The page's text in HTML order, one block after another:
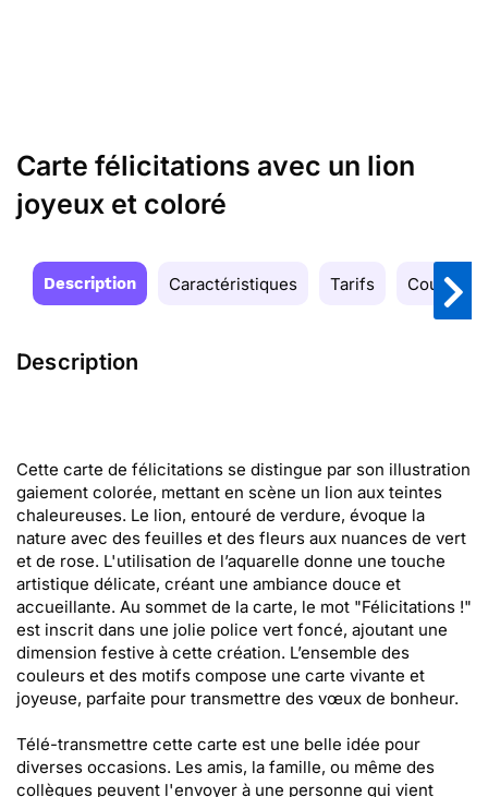
Carte félicitations avec un lion
joyeux et coloré
Description Caractéristiques Tarifs Couleurs
Description
Cette carte de félicitations se distingue par son illustration
gaiement colorée, mettant en scène un lion aux teintes
chaleureuses. Le lion, entouré de verdure, évoque la
nature avec des feuilles et des fleurs aux nuances de vert
et de rose. L'utilisation de l’aquarelle donne une touche
artistique délicate, créant une ambiance douce et
accueillante. Au sommet de la carte, le mot "Félicitations !"
est inscrit dans une jolie police vert foncé, ajoutant une
dimension festive à cette création. L’ensemble des
couleurs et des motifs compose une carte vivante et
joyeuse, parfaite pour transmettre des vœux de bonheur.
Télé-transmettre cette carte est une belle idée pour
diverses occasions. Les amis, la famille, ou même des
collègues peuvent l'envoyer à une personne qui vient